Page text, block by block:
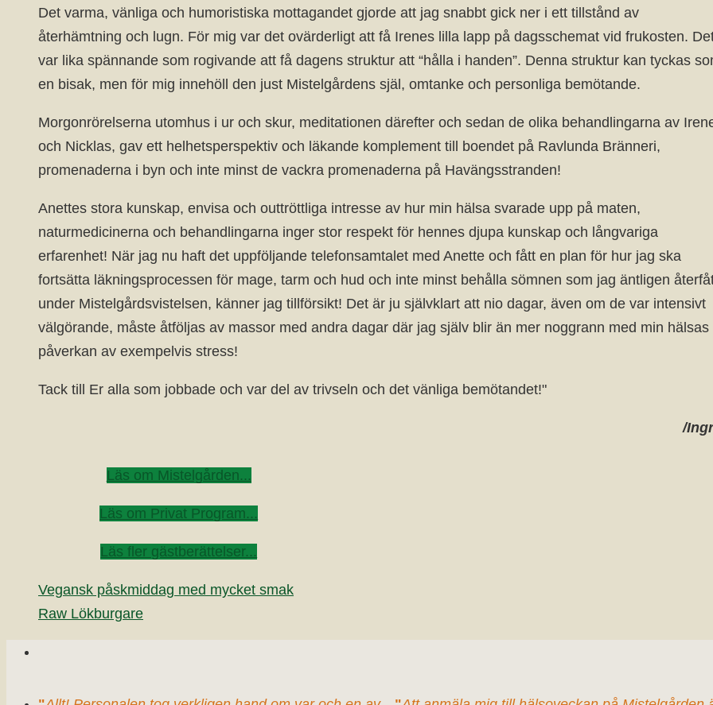
Det varma, vänliga och humoristiska mottagandet gjorde att jag snabbt gick ner i ett tillstånd av
återhämtning och lugn. För mig var det ovärderligt att få Irenes lilla lapp på dagsschemat vid frukosten.
var lika spännande som rogivande att få dagens struktur att “hålla i handen”. Denna struktur kan tyckas
en bisak, men för mig innehöll den just Mistelgårdens själ, omtanke och personliga bemötande.
Morgonrörelserna utomhus i ur och skur, meditationen därefter och sedan de olika behandlingarna av
och Nicklas, gav ett helhetsperspektiv och läkande komplement till boendet på Ravlunda Bränneri,
promenaderna i byn och inte minst de vackra promenaderna på Havängsstranden!
Anettes stora kunskap, envisa och outtröttliga intresse av hur min hälsa svarade upp på maten,
naturmedicinerna och behandlingarna inger stor respekt för hennes djupa kunskap och långvariga
erfarenhet! När jag nu haft det uppföljande telefonsamtalet med Anette och fått en plan för hur jag ska
fortsätta läkningsprocessen för mage, tarm och hud och inte minst behålla sömnen som jag äntligen
under Mistelgårdsvistelsen, känner jag tillförsikt! Det är ju självklart att nio dagar, även om de var intensivt
välgörande, måste åtföljas av massor med andra dagar där jag själv blir än mer noggrann med min hälsas
påverkan av exempelvis stress!
Tack till Er alla som jobbade och var del av trivseln och det vänliga bemötandet!"
/
Läs om Mistelgården...
Läs om Privat Program...
Läs fler gästberättelser...
Vegansk påskmiddag med mycket smak
Raw Lökburgare